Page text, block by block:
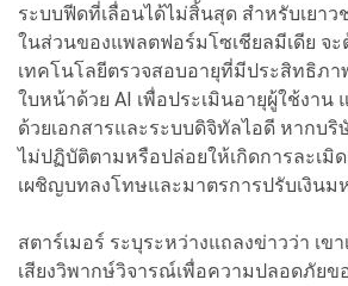
ระบบฟีดที่เลื่อนได้ไม่สิ้นสุด สำหรับเยาว
ในส่วนของแพลตฟอร์มโซเชียลมีเดีย จะ
เทคโนโลยีตรวจสอบอายุที่มีประสิทธิภ
ใบหน้าด้วย AI เพื่อประเมินอายุผู้ใช้งาน
ด้วยเอกสารและระบบดิจิทัลไอดี หากบริ
ไม่ปฏิบัติตามหรือปล่อยให้เกิดการละเมิ
เผชิญบทลงโทษและมาตรการปรับเงินม
สตาร์เมอร์ ระบุระหว่างแถลงข่าวว่า เข
เสียงวิพากษ์วิจารณ์เพื่อความปลอดภัยข